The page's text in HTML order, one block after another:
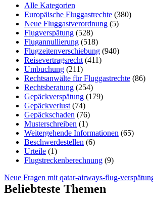
Alle Kategorien
Europäische Fluggastrechte (380)
Neue Fluggastverordnung (5)
Flugverspätung (528)
Flugannullierung (518)
Flugzeitenverschiebung (940)
Reisevertragsrecht (411)
Umbuchung (211)
Rechtsanwälte für Fluggastrechte (86)
Rechtsberatung (254)
Gepäckverspätung (179)
Gepäckverlust (74)
Gepäckschaden (76)
Musterschreiben (1)
Weitergehende Informationen (65)
Beschwerdestellen (6)
Urteile (1)
Flugstreckenberechnung (9)
Neue Fragen mit qatar-airways-flug-
Beliebteste Themen